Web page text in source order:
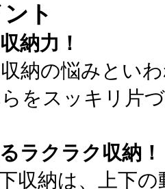
ト
納力！
納の悩みとい
をスッキリ片
ラクラク収納！
収納は、上下